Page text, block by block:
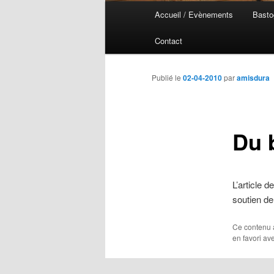
Aller
au
contenu
Aller
au
contenu
Accueil / Evènements
Contact
Du
Publié le 02-04-2010paramisdura
L’article
soutien
Ce
en favori